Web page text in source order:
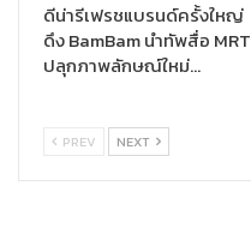
ดีน่ารีเฟรชแบรนด์ครั้งใหญ่
ดึง BamBam นำทัพสื่อ MRT
ปลุกภาพลักษณ์ใหม่…
PREV NEXT